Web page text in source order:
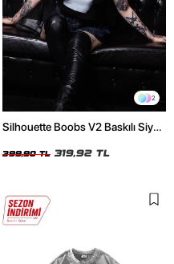
2
Silhouette Boobs V2 Baskılı Siyah
399,90 TL 319,92 TL